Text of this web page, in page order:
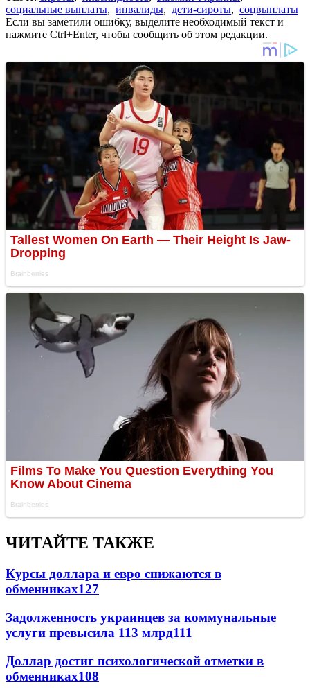
социальные выплаты, инвалиды, дети-сироты, соцвыплаты
Если вы заметили ошибку, выделите необходимый текст и
нажмите Ctrl+Enter, чтобы сообщить об этом редакции.
ЧИТАЙТЕ ТАКЖЕ
Курсы доллара и евро снижаются в
обменниках127
Задолженность украинцев за коммунальные
услуги превысила 113 млрд111
Доллар достиг психологической отметки в
обменниках108